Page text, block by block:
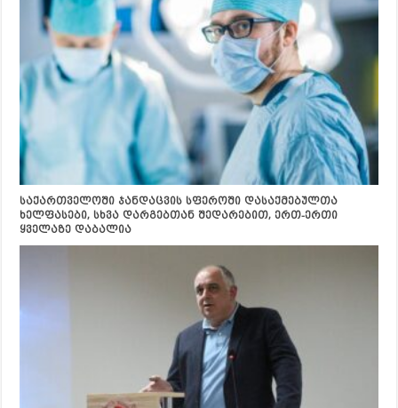
საქართველოში ჯანდაცვის სფეროში დასაქმებულთა
ხელფასები, სხვა დარგებთან შედარებით, ერთ-ერთი
ყველაზე დაბალია